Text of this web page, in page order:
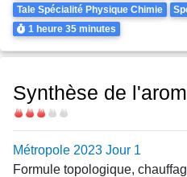
Tale Spécialité Physique Chimie
Durée
1 heure 35 minutes
Synthèse de
Difficulté
Métropole 2023 Jour 1
Formule topologique,